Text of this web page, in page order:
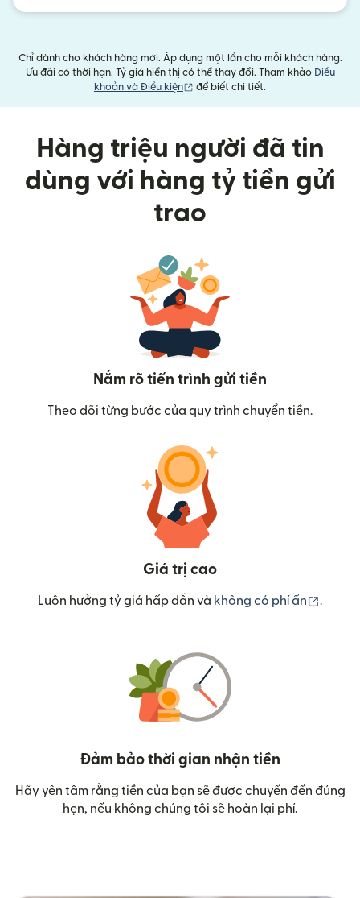
Chỉ dành cho khách hàng mới. Áp dụng một lần cho mỗi khách hàng.
Ưu đãi có thời hạn. Tỷ giá hiển thị có thể thay đổi. Tham khảo Điều
khoản và Điều kiện
(mở trong cửa sổ mới)
để biết chi tiết.
Hàng triệu người đã tin
dùng với hàng tỷ tiền gửi
trao
Nắm rõ tiến trình gửi tiền
Theo dõi từng bước của quy trình chuyển tiền.
Giá trị cao
Luôn hưởng tỷ giá hấp dẫn và không có phí ẩn .
Đảm bảo thời gian nhận tiền
Hãy yên tâm rằng tiền của bạn sẽ được chuyển đến đúng
hẹn, nếu không chúng tôi sẽ hoàn lại phí.